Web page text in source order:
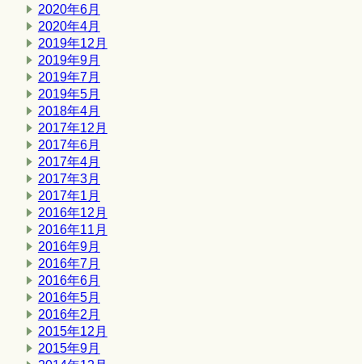
2020年6月
2020年4月
2019年12月
2019年9月
2019年7月
2019年5月
2018年4月
2017年12月
2017年6月
2017年4月
2017年3月
2017年1月
2016年12月
2016年11月
2016年9月
2016年7月
2016年6月
2016年5月
2016年2月
2015年12月
2015年9月